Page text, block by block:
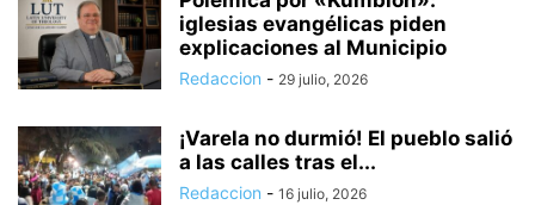
iglesias evangélicas piden
explicaciones al Municipio
Redaccion - 29 julio, 2026
¡Varela no durmió! El pueblo salió
a las calles tras el...
Redaccion - 16 julio, 2026